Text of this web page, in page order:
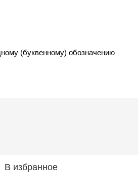
(буквенному) обозначению
В избранное